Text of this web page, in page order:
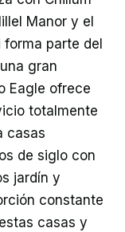
Manor y el
parte del
gran
Eagle ofrece
totalmente
casas
de siglo con
jardín y
constante
casas y